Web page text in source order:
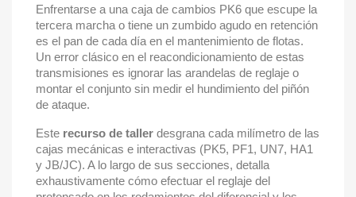
Enfrentarse a una caja de cambios PK6 que escupe la
tercera marcha o tiene un zumbido agudo en retención
es el pan de cada día en el mantenimiento de flotas.
Un error clásico en el reacondicionamiento de estas
transmisiones es ignorar las arandelas de reglaje o
montar el conjunto sin medir el hundimiento del piñón
de ataque.
Este recurso de taller desgrana cada milímetro de las
cajas mecánicas e interactivas (PK5, PF1, UN7, HA1
y JB/JC). A lo largo de sus secciones, detalla
exhaustivamente cómo efectuar el reglaje del